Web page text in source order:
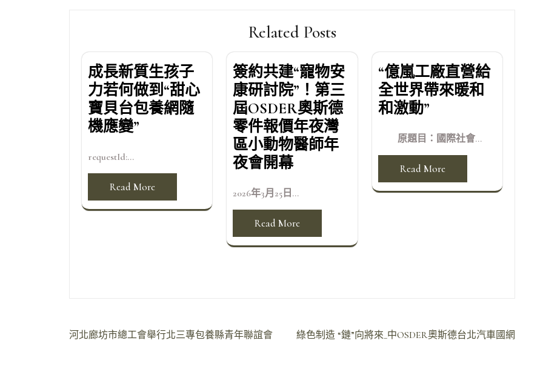
Related Posts
成長新質生孩子
力若何做到“甜心
寶貝台包養網隨
機應變”
requestId:...
Read More
簽約共建“寵物安
康研討院”！第三
屆OSDER奧斯德
零件報價年夜灣
區小動物醫師年
夜會開幕
2026年3月25日...
Read More
“億嵐工廠直營給
全世界帶來暖和
和激動”
原題目：國際社會...
Read More
文
綠色制造 “鏈”向將來_中OSDER奧斯德台北汽車國網
河北廊坊市總工會舉行北三專包養縣青年聯誼會